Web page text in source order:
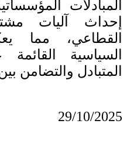
المبادلات
إحداث آليات
القطاعي، مما
السياسية
المتبادل والتضامن
29/10/2025